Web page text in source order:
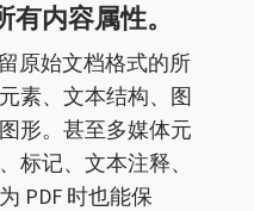
有内容属性。
原始文档格式的所
素、文本结构、图
形。甚至多媒体元
标记、文本注释、
PDF 时也能保